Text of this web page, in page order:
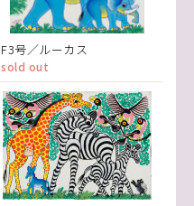
F3号／ルーカス
sold out